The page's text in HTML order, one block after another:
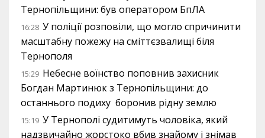
Тернопільщини: був оператором БпЛА
16:28 У поліції розповіли, що могло спричинити
масштабну пожежу на сміттєзвалищі біля
Тернополя
15:29 Небесне воїнство поповнив захисник
Богдан Мартинюк з Тернопільщини: до
останнього подиху боронив рідну землю
15:19 У Тернополі судитимуть чоловіка, який
надзвичайно жорстоко вбив знайому і знімав